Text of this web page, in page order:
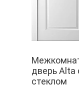
дверь Alta
стеклом